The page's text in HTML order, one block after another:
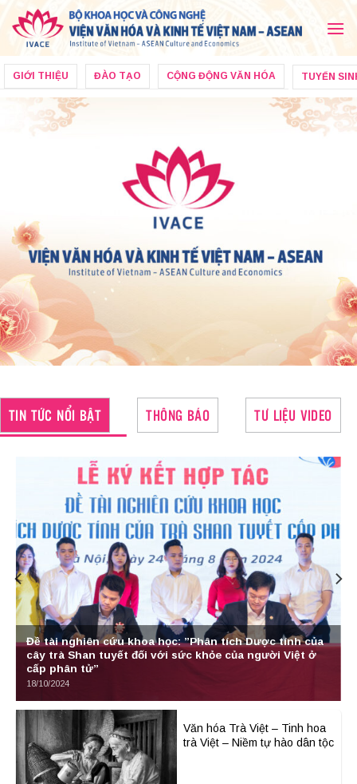
content
GIỚI THIỆU ĐÀO TẠO CỘNG ĐỘNG VĂN HÓA TUYỂN
TIN TỨC NỔI BẬT THÔNG BÁO TƯ LIỆU VIDEO
Viện Văn hóa và Kinh tế Việt Nam – ASEAN nâng tầm
tinh hoa Trà Việt trên thị trường quốc tế
02/10/2024
Văn hóa Trà Việt – Tinh hoa
trà Việt – Niềm tự hào dân tộc